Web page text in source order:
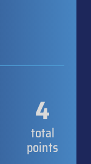
4
total
points